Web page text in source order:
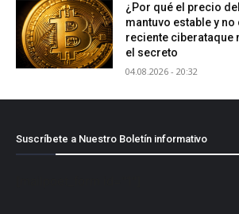
¿Por qué el precio
mantuvo estable y no
reciente ciberataque
el secreto
04.08.2026 - 20:32
Suscríbete a Nuestro Boletín informativo